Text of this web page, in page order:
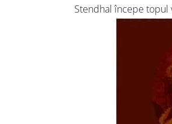
Stendhal începe topul